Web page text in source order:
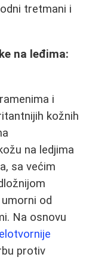
tretmani i
na leđima:
i
kožnih
na ledjima
sa većim
od
Na osnovu
protiv